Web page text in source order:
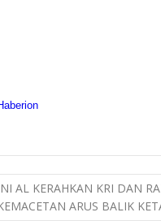
AL KERAHKAN KRI DAN
ARUS BALIK